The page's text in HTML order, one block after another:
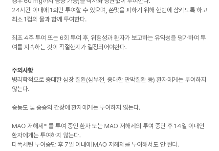
24시간 이내에 1회만 투여할 수 있으며, 쓴맛을 피하기 위해 한번에 삼키도록 하고
최소 1컵의 물과 함께 투여한다.
최초 4주 투여 또는 6회 투여 후, 위험성과 환자가 보고하는 유익성을 평가하여 투
여를 지속하는 것이 적절한지가 결정되어야한다.
주의사항
병리학적으로 중대한 심장 질환(심부전, 중대한 판막질환 등) 환자에게는 투여하지
않는다.
중등도 및 중증의 간장애 환자에게는 투여하지 않는다.
MAO 저해제* 를 투여 중인 환자 또는 MAO 저해제의 투여 중단 후 14일 이내인
환자에게는 투여하지 않는다.
다폭세틴 투여중단 후 7일 이내에 MAO 저해제를 투여해서도 안 된다.